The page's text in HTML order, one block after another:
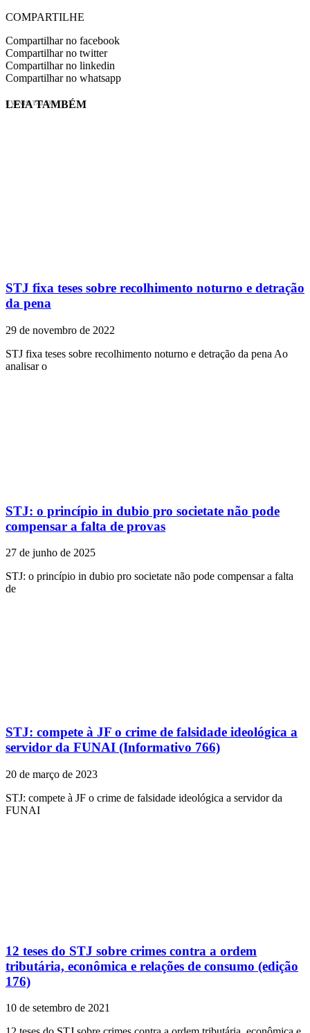
COMPARTILHE
Compartilhar no facebook
Compartilhar no twitter
Compartilhar no linkedin
Compartilhar no whatsapp
EVINIS TALON
LEIA TAMBÉM
STJ fixa teses sobre recolhimento noturno e detração
da pena
29 de novembro de 2022
STJ fixa teses sobre recolhimento noturno e detração da pena Ao
analisar o
STJ: o princípio in dubio pro societate não pode
compensar a falta de provas
27 de junho de 2025
STJ: o princípio in dubio pro societate não pode compensar a falta
de
STJ: compete à JF o crime de falsidade ideológica a
servidor da FUNAI (Informativo 766)
20 de março de 2023
STJ: compete à JF o crime de falsidade ideológica a servidor da
FUNAI
12 teses do STJ sobre crimes contra a ordem
tributária, econômica e relações de consumo (edição
176)
10 de setembro de 2021